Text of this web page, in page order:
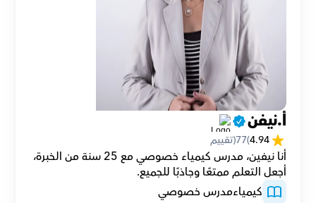
أ.نيفن
4.94
(
77(تقييم
أجعل التعلم ممتعًا وجاذبًا للجميع.
كيمياءمدرس خصوصي